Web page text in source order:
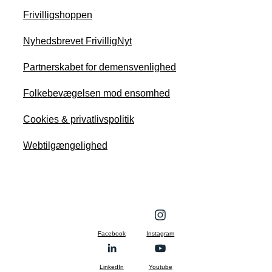
Frivilligshoppen
Nyhedsbrevet FrivilligNyt
Partnerskabet for demensvenlighed
Folkebevægelsen mod ensomhed
Cookies & privatlivspolitik
Webtilgængelighed
Facebook Instagram
LinkedIn Youtube